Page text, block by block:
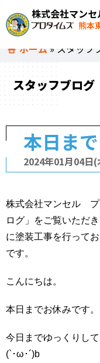
株式会社マンセ
熊本
ホーム » スタッフ
スタッフブログ
本日まで
2024年01月04日(
株式会社マンセル
ログ」をご覧いただ
に塗装工事を行って
です。
こんにちは。
本日までお休みです。
今日までゆっくりし
(`･ω･´)b